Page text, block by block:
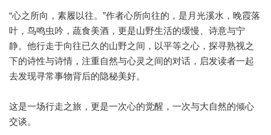
“心之所向，素履以往。”作者心所向往的，是月光溪水，晚霞落
叶，鸟鸣虫吟，蔬食美酒，更是山野生活的缓慢、诗意与宁
静。他行走于向往已久的山野之间，以平等之心，探寻熟视之
下的诗性与诗情，注重自然与心灵之间的对话，启发读者一起
去发现寻常事物背后的隐秘美好。
这是一场行走之旅，更是一次心的觉醒，一次与大自然的倾心
交谈。